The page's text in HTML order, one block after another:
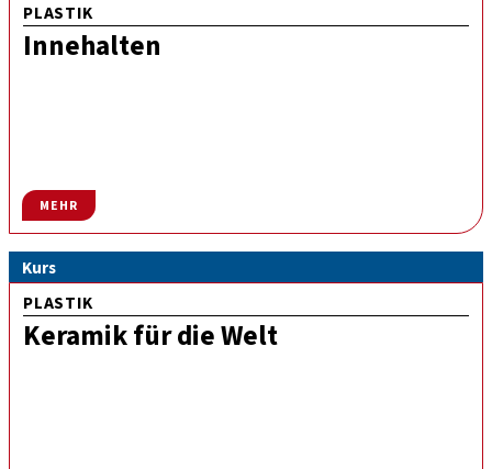
PLASTIK
Innehalten
MEHR
Kurs
PLASTIK
Keramik für die Welt